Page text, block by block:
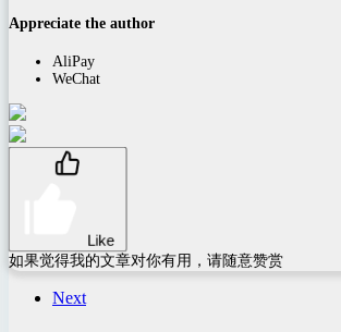
Appreciate the author
AliPay
WeChat
Like
如果觉得我的文章对你有用，请随意赞赏
Next